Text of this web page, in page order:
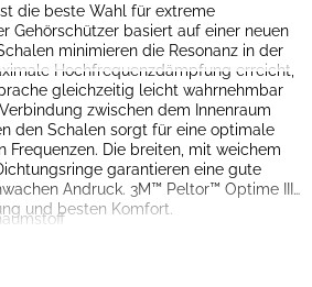
die beste Wahl für extreme
Gehörschützer basiert auf einer neuen
minimieren die Resonanz in der
Hochfrequenzdämpfung erreicht,
gleichzeitig leicht wahrnehmbar
zwischen dem Innenraum
den Schalen sorgt für eine optimale
Frequenzen. Die breiten, mit weichem
garantieren eine gute
Andruck. 3M™ Peltor™ Optime III
und besten Komfort.